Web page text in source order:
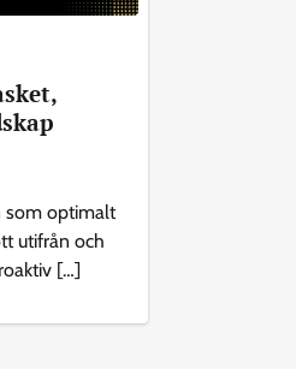
som optimalt
utifrån och
[…]